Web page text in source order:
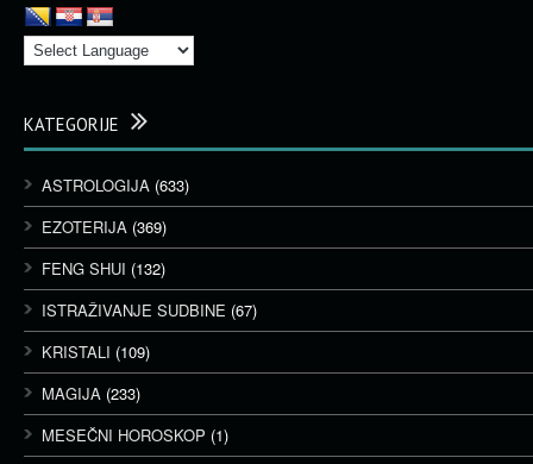
KATEGORIJE
ASTROLOGIJA (633)
EZOTERIJA (369)
FENG SHUI (132)
ISTRAŽIVANJE SUDBINE (67)
KRISTALI (109)
MAGIJA (233)
MESEČNI HOROSKOP (1)